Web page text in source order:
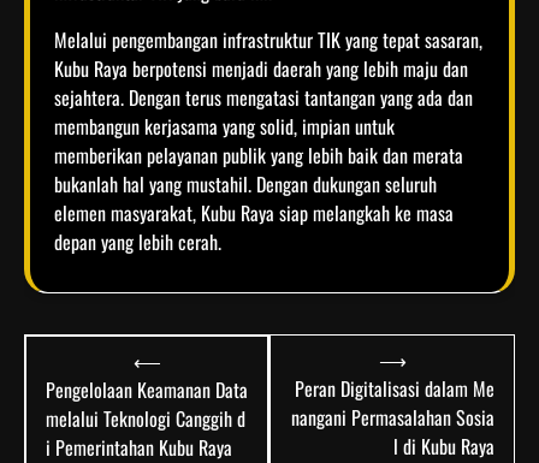
Melalui pengembangan infrastruktur TIK yang tepat sasaran,
Kubu Raya berpotensi menjadi daerah yang lebih maju dan
sejahtera. Dengan terus mengatasi tantangan yang ada dan
membangun kerjasama yang solid, impian untuk
memberikan pelayanan publik yang lebih baik dan merata
bukanlah hal yang mustahil. Dengan dukungan seluruh
elemen masyarakat, Kubu Raya siap melangkah ke masa
depan yang lebih cerah.
navigation
⟵
Pengelolaan Keamanan Data
melalui Teknologi Canggih d
i Pemerintahan Kubu Raya
Peran Digitalisasi dalam Me
nangani Permasalahan Sosia
l di Kubu Raya
⟶